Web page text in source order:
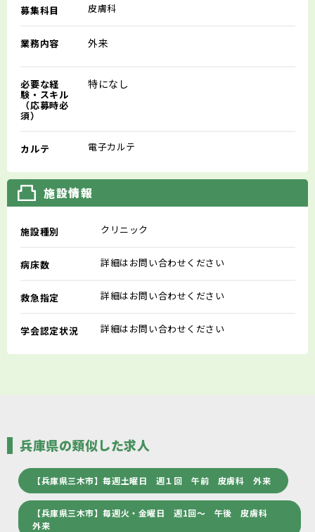
募集科目 皮膚科
業務内容 外来
必要な経
験・スキル
（応募時必
須）
特になし
カルテ 電子カルテ
施設情報
施設種別 クリニック
病床数 詳細はお問い合わせください
救急指定 詳細はお問い合わせください
学会認定状況 詳細はお問い合わせください
兵庫県の類似した求人
【兵庫県三木市】毎週土曜日 週１回 午前 皮膚科 外来
【兵庫県三木市】毎週火・金曜日 週1回～ 午後 皮膚科
外来